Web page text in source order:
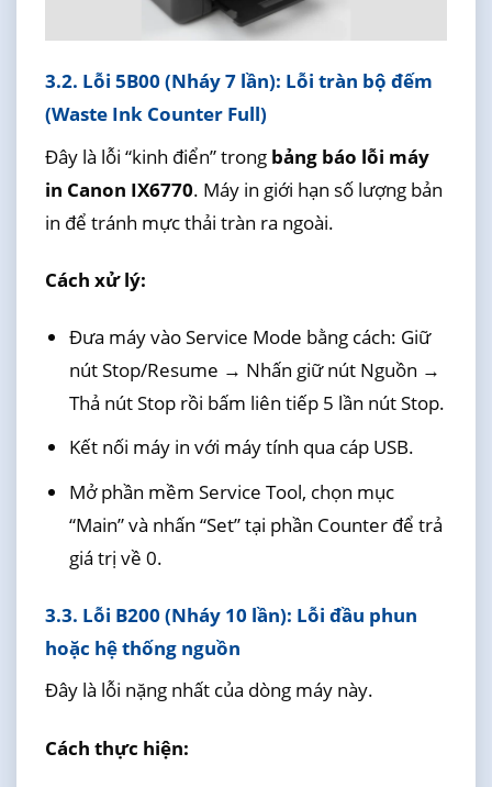
3.2. Lỗi 5B00 (Nháy 7 lần): Lỗi tràn bộ đếm
(Waste Ink Counter Full)
Đây là lỗi “kinh điển” trong bảng báo lỗi máy
in Canon IX6770. Máy in giới hạn số lượng bản
in để tránh mực thải tràn ra ngoài.
Cách xử lý:
Đưa máy vào Service Mode bằng cách: Giữ
nút Stop/Resume → Nhấn giữ nút Nguồn →
Thả nút Stop rồi bấm liên tiếp 5 lần nút Stop.
Kết nối máy in với máy tính qua cáp USB.
Mở phần mềm Service Tool, chọn mục
“Main” và nhấn “Set” tại phần Counter để trả
giá trị về 0.
3.3. Lỗi B200 (Nháy 10 lần): Lỗi đầu phun
hoặc hệ thống nguồn
Đây là lỗi nặng nhất của dòng máy này.
Cách thực hiện: